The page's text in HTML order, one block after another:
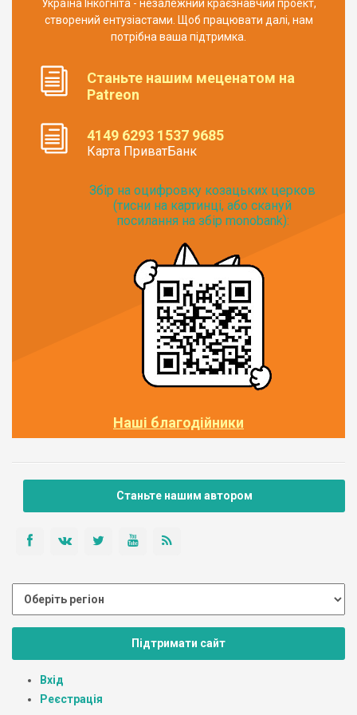
Україна Інкогніта - незалежний краєзнавчий проект,
створений ентузіастами. Щоб працювати далі, нам
потрібна ваша підтримка.
Станьте нашим меценатом на
Patreon
4149 6293 1537 9685
Карта ПриватБанк
Збір на оцифровку козацьких церков
(тисни на картинці, або скануй
посилання на збір monobank):
Наші благодійники
Станьте нашим автором
Підтримати сайт
Вхід
Реєстрація